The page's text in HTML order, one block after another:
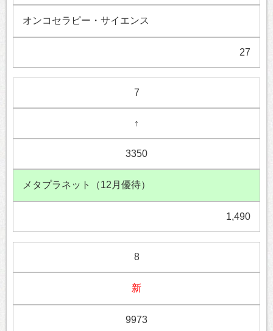
オンコセラピー・サイエンス
27
7
↑
3350
メタプラネット（12月優待）
1,490
8
新
9973